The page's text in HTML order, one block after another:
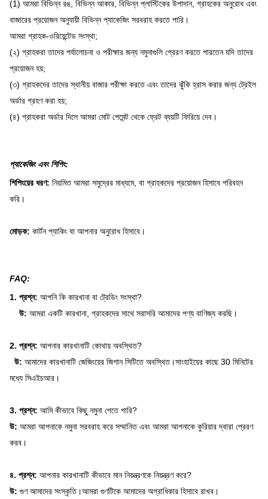
(1) আমরা বিভিন্ন রঙ, বিভিন্ন আকার, বিভিন্ন প্লাস্টিকের উপাদান, গ্রাহকের অনুরোধ এবং
বাজারের প্রয়োজন অনুযায়ী বিভিন্ন প্যাকেজিং সরবরাহ করতে পারি।
আমরা গ্রাহক-ওরিয়েন্টেড সংস্থা;
(২) গ্রাহকরা তাদের পর্যালোচনা ও পরীক্ষার জন্য নমুনাগুলি প্রেরণ করতে পারতেন যদি তাদের
প্রয়োজন হয়;
(৩) গ্রাহকদের তাদের স্থানীয় বাজার পরীক্ষা করতে এবং তাদের ঝুঁকি হ্রাস করার জন্য ট্রেইল
অর্ডার গ্রহণ করা হয়;
(৪) গ্রাহকরা অর্ডার দিলে আমরা মোট পেমেন্ট থেকে ফ্রেট ব্যয়টি ফিরিয়ে দেব।
প্যাকেজিং এবং শিপিং:
শিপিংয়ের ধরণ: নিয়মিত আমরা সমুদ্রের মাধ্যমে, বা গ্রাহকদের প্রয়োজন হিসাবে পরিবহন
করি।
মোড়ক: কার্টন প্যাকিং বা আপনার অনুরোধ হিসাবে।
FAQ:
1. প্রশ্ন: আপনি কি কারখানা বা ট্রেডিং সংস্থা?
উ: আমরা একটি কারখানা, গ্রাহকদের সাথে সরাসরি আমাদের পণ্য বাণিজ্য করছি।
2. প্রশ্ন: আপনার কারখানাটি কোথায় অবস্থিত?
উ: আমাদের কারখানাটি জেজিংয়ের জিশান সিটিতে অবস্থিত।সাংহাইয়ের কাছে 30 মিনিটের
মধ্যে সিএইচআর।
3. প্রশ্ন: আমি কীভাবে কিছু নমুনা পেতে পারি?
উ: আমরা আপনাকে নমুনা সরবরাহ করে সম্মানিত এবং আমরা আপনাকে কুরিয়ার দ্বারা প্রেরণ
করব।
৪. প্রশ্ন: আপনার কারখানাটি কীভাবে মান নিয়ন্ত্রণকে নিয়ন্ত্রণ করে?
উ: গুণ আমাদের সংস্কৃতি।আমরা গুণটিকে আমাদের অগ্রাধিকার হিসাবে রাখব।